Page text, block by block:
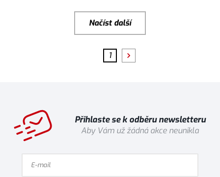
Načíst další
1
Přihlaste se k odběru newsletteru
Aby Vám už žádná akce neunikla